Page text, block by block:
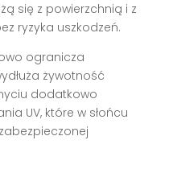
się z powierzchnią i z
ryzyka uszkodzeń.
ogranicza
żywotność
dodatkowo
UV, które w słońcu